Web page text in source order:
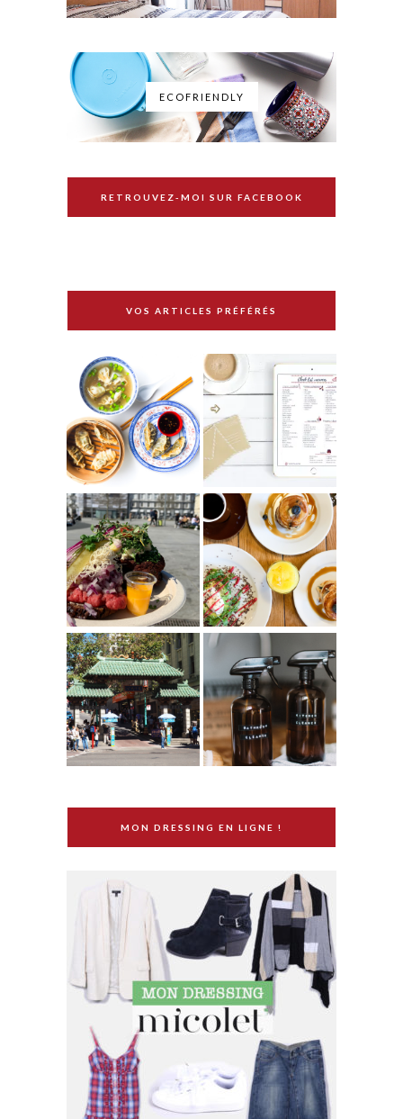
ECOFRIENDLY
RETROUVEZ-MOI SUR FACEBOOK
VOS ARTICLES PRÉFÉRÉS
MON DRESSING EN LIGNE !